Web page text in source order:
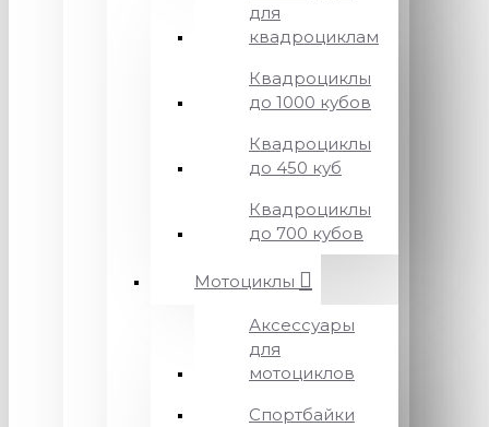
для
квадроциклам
Квадроциклы
до 1000 кубов
Квадроциклы
до 450 куб
Квадроциклы
до 700 кубов
Мотоциклы
Аксессуары
для
мотоциклов
Спортбайки